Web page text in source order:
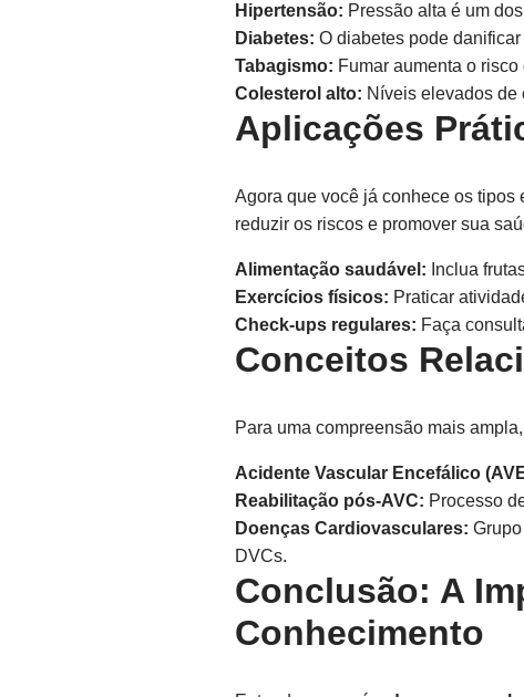
Hipertensão: Pressão alta é um
Diabetes: O diabetes pode
Tabagismo: Fumar aumenta o
Colesterol alto: Níveis elevados de
Aplicações
Agora que você já conhece os tipos
reduzir os riscos e promover sua
Alimentação saudável: Inclua
Exercícios físicos: Praticar
Check-ups regulares: Faça
Conceitos
Para uma compreensão mais
Acidente Vascular Encefálico
Reabilitação pós-AVC: Processo
Doenças Cardiovasculares:
DVCs.
Conclusão: A
Conhecimento